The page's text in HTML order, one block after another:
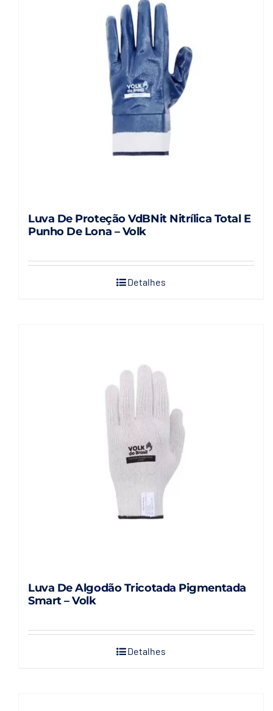
Luva De Proteção VdBNit Nitrílica Total E
Punho De Lona – Volk
Detalhes
Luva De Algodão Tricotada Pigmentada
Smart – Volk
Detalhes